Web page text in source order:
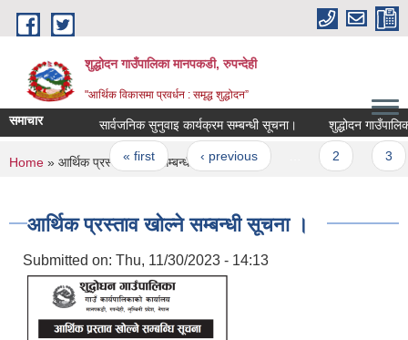
Skip to main content
शुद्धोदन गाउँपालिका मानपकडी, रुपन्देही
"आर्थिक विकासमा प्रवर्धन : समृद्ध शुद्धोदन”
समाचार सार्वजनिक सुनुवाइ कार्यक्रम सम्बन्धी सूचना। शुद्धोदन गाउँपालिका
Pages
« first ‹ previous
You are here
Home » आर्थिक प्रस्ताव खोल्ने सम्बन्धी सूचना ।
आर्थिक प्रस्ताव खोल्ने सम्बन्धी सूचना ।
Submitted on: Thu, 11/30/2023 - 14:13